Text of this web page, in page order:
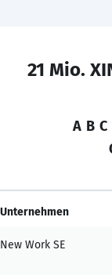
21 Mio.
A B C
Unternehmen
New Work SE